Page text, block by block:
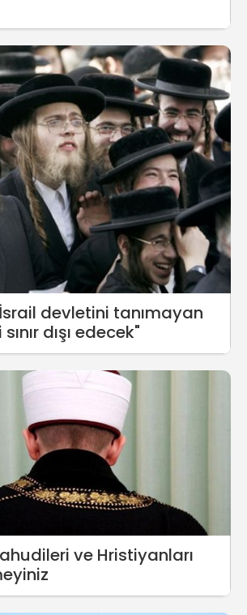
devletini tanımayan
dışı edecek"
ve Hristiyanları